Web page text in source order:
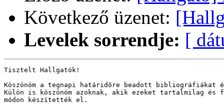
Következő üzenet:
Levelek sorrendje: [
Tisztelt Hallgatók!
Köszönöm a tegnapi határidőre beadott bibliográfiákat
Külön is köszönöm azoknak, akik ezeket tartalmilag és
módon készítették el.